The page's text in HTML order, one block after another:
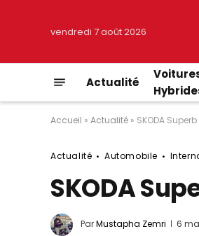
vendredi 7 août 2026
Actualité
Accueil » Actualité » SKODA
Actualité Automobile
SKODA
ParMustapha Zemri 6